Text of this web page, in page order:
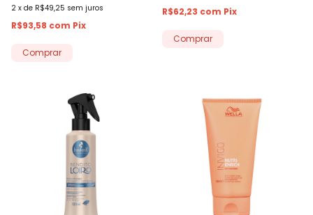
2 x de R$49,25 sem juros
R$93,58 com Pix
R$62,23 com Pix